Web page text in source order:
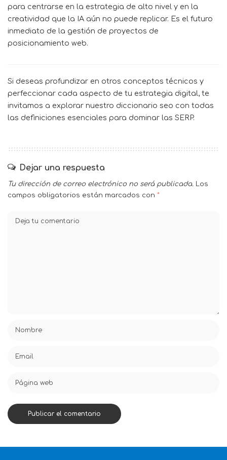
para centrarse en la estrategia de alto nivel y en la
creatividad que la IA aún no puede replicar. Es el futuro
inmediato de la gestión de proyectos de
posicionamiento web.
Si deseas profundizar en otros conceptos técnicos y
perfeccionar cada aspecto de tu estrategia digital, te
invitamos a explorar nuestro diccionario seo con todas
las definiciones esenciales para dominar las SERP.
Dejar una respuesta
Tu dirección de correo electrónico no será publicada. Los
campos obligatorios están marcados con *